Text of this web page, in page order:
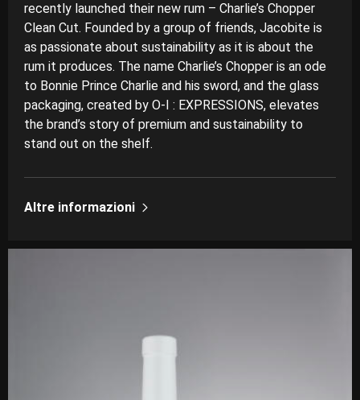
recently launched their new rum – Charlie’s Chopper
Clean Cut. Founded by a group of friends, Jacobite is
as passionate about sustainability as it is about the
rum it produces. The name Charlie’s Chopper is an ode
to Bonnie Prince Charlie and his sword, and the glass
packaging, created by O-I : EXPRESSIONS, elevates
the brand’s story of premium and sustainability to
stand out on the shelf.
Altre informazioni